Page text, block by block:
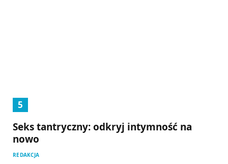
Seks tantryczny: odkryj intymność na
nowo
REDAKCJA